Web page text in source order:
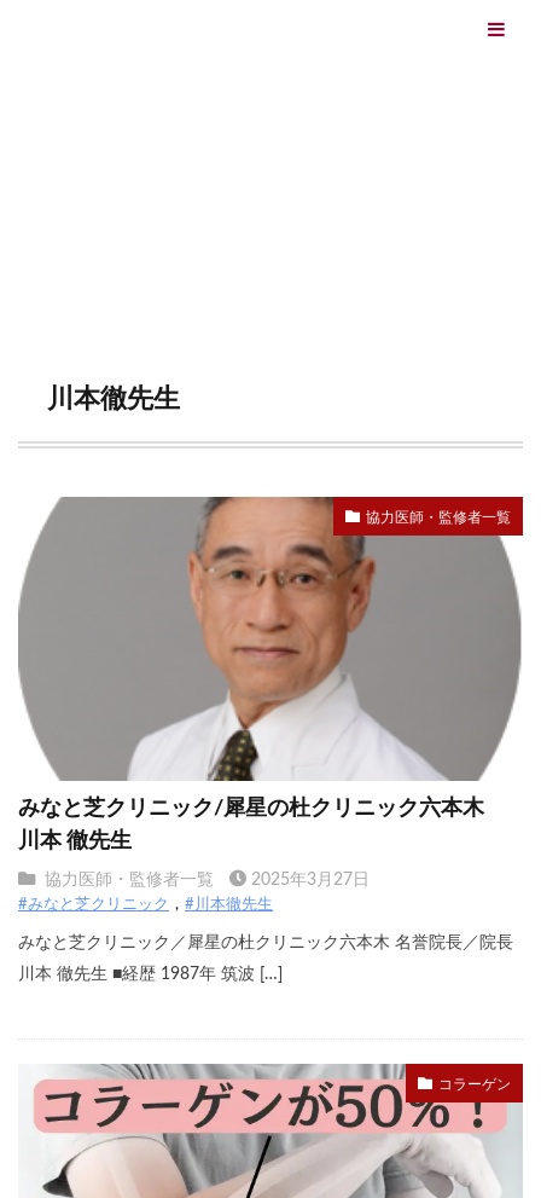
川本徹先生
協力医師・監修者一覧
みなと芝クリニック/犀星の杜クリニック六本木
川本 徹先生
協力医師・監修者一覧 2025年3月27日
#みなと芝クリニック #川本徹先生
みなと芝クリニック／犀星の杜クリニック六本木 名誉院長／院長
川本 徹先生 ■経歴 1987年 筑波 […]
コラーゲン